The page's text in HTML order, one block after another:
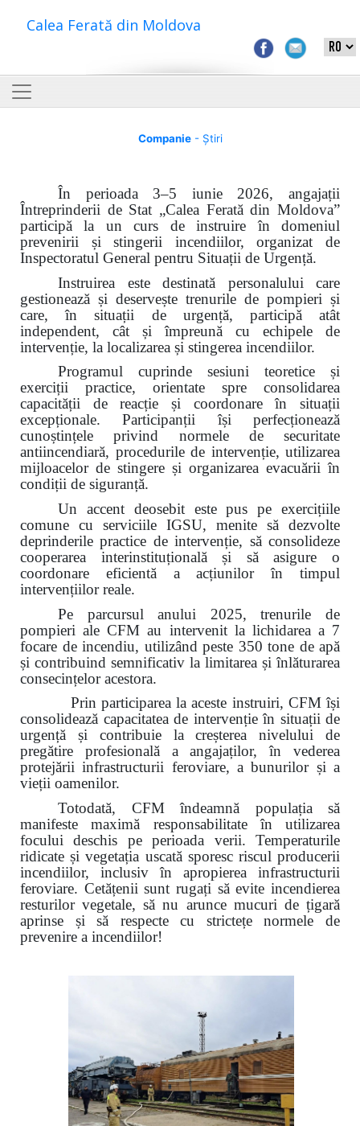
Calea Ferată din Moldova
Companie- Știri
În perioada 3–5 iunie 2026, angajații
Întreprinderii de Stat „Calea Ferată din Moldova”
participă la un curs de instruire în domeniul
prevenirii și stingerii incendiilor, organizat de
Inspectoratul General pentru Situații de Urgență.
Instruirea este destinată personalului care
gestionează și deservește trenurile de pompieri și
care, în situații de urgență, participă atât
independent, cât și împreună cu echipele de
intervenție, la localizarea și stingerea incendiilor.
Programul cuprinde sesiuni teoretice și
exerciții practice, orientate spre consolidarea
capacității de reacție și coordonare în situații
excepționale. Participanții își perfecționează
cunoștințele privind normele de securitate
antiincendiară, procedurile de intervenție, utilizarea
mijloacelor de stingere și organizarea evacuării în
condiții de siguranță.
Un accent deosebit este pus pe exercițiile
comune cu serviciile IGSU, menite să dezvolte
deprinderile practice de intervenție, să consolideze
cooperarea interinstituțională și să asigure o
coordonare eficientă a acțiunilor în timpul
intervențiilor reale.
Pe parcursul anului 2025, trenurile de
pompieri ale CFM au intervenit la lichidarea a 7
focare de incendiu, utilizând peste 350 tone de apă
și contribuind semnificativ la limitarea și înlăturarea
consecințelor acestora.
Prin participarea la aceste instruiri, CFM își
consolidează capacitatea de intervenție în situații de
urgență și contribuie la creșterea nivelului de
pregătire profesională a angajaților, în vederea
protejării infrastructurii feroviare, a bunurilor și a
vieții oamenilor.
Totodată, CFM îndeamnă populația să
manifeste maximă responsabilitate în utilizarea
focului deschis pe perioada verii. Temperaturile
ridicate și vegetația uscată sporesc riscul producerii
incendiilor, inclusiv în apropierea infrastructurii
feroviare. Cetățenii sunt rugați să evite incendierea
resturilor vegetale, să nu arunce mucuri de țigară
aprinse și să respecte cu strictețe normele de
prevenire a incendiilor!